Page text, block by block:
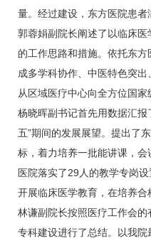
量。经过建设，东方医院患者
郭蓉娟副院长阐述了以临床
的工作思路和措施。依托东
成多学科协作、中医特色突
从区域医疗中心向全方位国家
杨晓晖副书记首先用数据汇报
五”期间的发展展望。提出了
标，着力培养一批能讲课，
医院落实了29人的教学专岗
开展临床医学教育，在培养合
林谦副院长按照医疗工作会
专科建设进行了总结。以我